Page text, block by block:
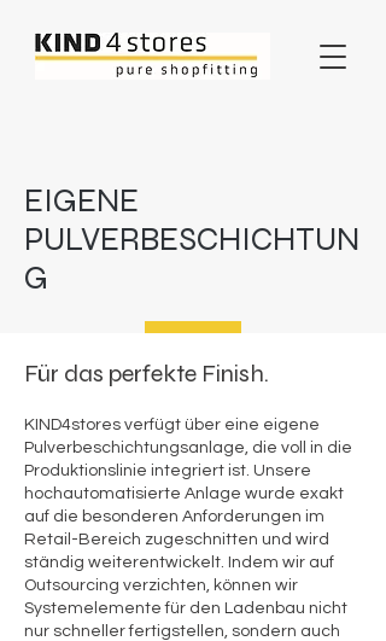
EIGENE
PULVERBESCHICHTUN
G
Für das perfekte Finish.
KIND4stores verfügt über eine eigene
Pulverbeschichtungsanlage, die voll in die
Produktionslinie integriert ist. Unsere
hochautomatisierte Anlage wurde exakt
auf die besonderen Anforderungen im
Retail-Bereich zugeschnitten und wird
ständig weiterentwickelt. Indem wir auf
Outsourcing verzichten, können wir
Systemelemente für den Ladenbau nicht
nur schneller fertigstellen, sondern auch